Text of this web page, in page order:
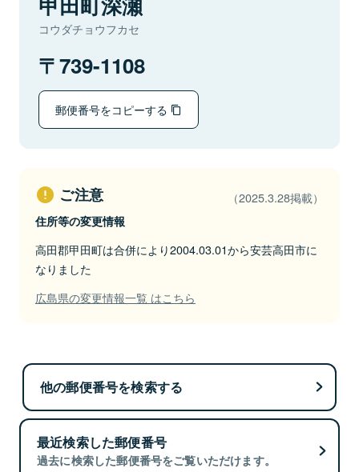
コウダチョウフカセ
739-1108
郵便番号をコピーする
ご注意 （2025.3.28掲載）
住所等の変更情報
高田郡甲田町は合併により2004.03.01から安芸高田市に
なりました
広島県の変更情報一覧 はこちら
他の郵便番号を検索する
最近検索した郵便番号
過去に検索した郵便番号をご覧いただけます。